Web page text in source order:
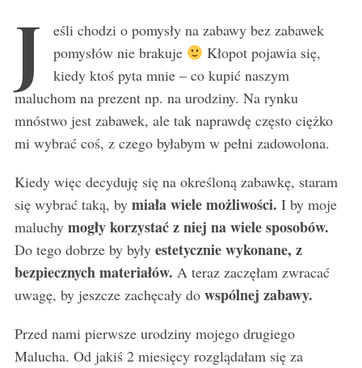
J
eśli chodzi o pomysły na zabawy bez zabawek
pomysłów nie brakuje
Kłopot pojawia się,
kiedy ktoś pyta mnie – co kupić naszym
maluchom na prezent np. na urodziny. Na rynku
mnóstwo jest zabawek, ale tak naprawdę często ciężko
mi wybrać coś, z czego byłabym w pełni zadowolona.
Kiedy więc decyduję się na określoną zabawkę, staram
się wybrać taką, by miała wiele możliwości. I by moje
maluchy mogły korzystać z niej na wiele sposobów.
Do tego dobrze by były estetycznie wykonane, z
bezpiecznych materiałów. A teraz zaczęłam zwracać
uwagę, by jeszcze zachęcały dowspólnej zabawy.
Przed nami pierwsze urodziny mojego drugiego
Malucha. Od jakiś 2 miesięcy rozglądałam się za